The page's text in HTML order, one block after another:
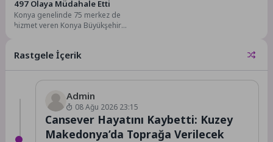
497 Olaya Müdahale Etti
Konya genelinde 75 merkez de
hizmet veren Konya Büyükşehir
Rastgele İçerik
Admin
08 Ağu 2026 23:15
Cansever Hayatını Kaybetti: Kuzey
Makedonya’da Toprağa Verilecek